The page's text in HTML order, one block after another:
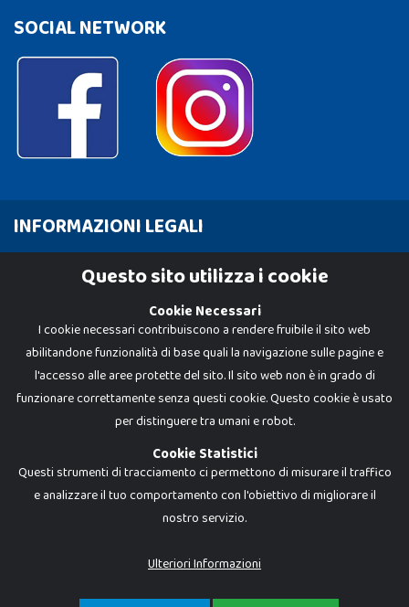
SOCIAL NETWORK
INFORMAZIONI LEGALI
Cookie Policy
Dadi e Mattoncini è un brand di Giocabene Srl. Ogni riproduzione o utilizzo non
I prezzi e le promozioni pubblicate potrebbero differire da quanto esposto in
Questo sito utilizza i cookie
Cookie Necessari
I cookie necessari contribuiscono a rendere fruibile il sito web
abilitandone funzionalità di base quali la navigazione sulle pagine e
l'accesso alle aree protette del sito. Il sito web non è in grado di
funzionare correttamente senza questi cookie. Questo cookie è usato
per distinguere tra umani e robot.
Cookie Statistici
Questi strumenti di tracciamento ci permettono di misurare il traffico
e analizzare il tuo comportamento con l'obiettivo di migliorare il
nostro servizio.
Ulteriori Informazioni